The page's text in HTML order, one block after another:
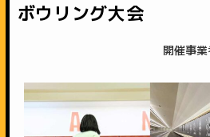
ボウリング大会
開催事